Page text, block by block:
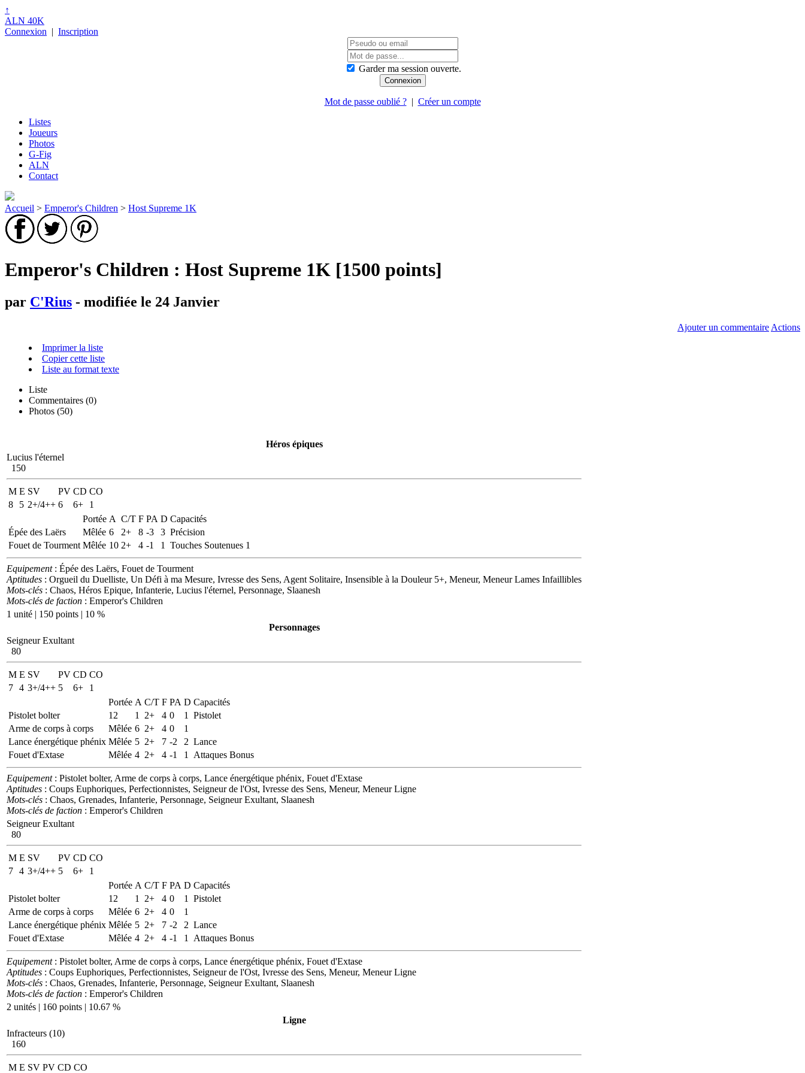
↑
ALN 40K
Connexion | Inscription
Garder ma session ouverte.
Mot de passe oublié ?| Créer un compte
Listes
Joueurs
Photos
G-Fig
ALN
Contact
Accueil > Emperor's Children > Host Supreme 1K
Emperor's Children : Host Supreme 1K [1500 points]
par C'Rius - modifiée le 24 Janvier
Ajouter un commentaire Actions
Imprimer la liste
Copier cette liste
Liste au format texte
Liste
Commentaires (0)
Photos (50)
Héros épiques
Lucius l'éternel
150
M E SV PV CD CO
8
5 2+/4++ 6 6+
1
Portée A C/T F PA D Capacités
Épée des Laërs
Mêlée 6 2+ 8 -3 3 Précision
Fouet de Tourment Mêlée 10 2+ 4 -1 1 Touches Soutenues 1
Equipement: Épée des Laërs, Fouet de Tourment
Aptitudes : Orgueil du Duelliste, Un Défi à ma Mesure, Ivresse des Sens, Agent Solitaire, Insensible à la Douleur 5+, Meneur, Meneur Lames Infaillibles
Mots-clés : Chaos, Héros Epique, Infanterie, Lucius l'éternel, Personnage, Slaanesh
Mots-clés de faction : Emperor's Children
1 unité | 150 points | 10 %
Personnages
Seigneur Exultant
80
M E SV PV CD CO
7 4 3+/4++ 5 6+
1
Portée A C/T F PA D Capacités
Pistolet bolter
12 1 2+ 4 0 1
Pistolet
Arme de corps à corps
Mêlée 6 2+ 4 0
1
Lance énergétique phénix Mêlée 5 2+ 7 -2 2 Lance
Fouet d'Extase
Mêlée 4 2+ 4 -1 1 Attaques Bonus
Equipement: Pistolet bolter, Arme de corps à corps, Lance énergétique phénix, Fouet d'Extase
Aptitudes : Coups Euphoriques, Perfectionnistes, Seigneur de l'Ost, Ivresse des Sens, Meneur, Meneur Ligne
Mots-clés : Chaos, Grenades, Infanterie, Personnage, Seigneur Exultant, Slaanesh
Mots-clés de faction : Emperor's Children
Seigneur Exultant
80
M E SV PV CD CO
7 4 3+/4++ 5 6+
1
Portée A C/T F PA D Capacités
Pistolet bolter
12 1 2+ 4 0 1
Pistolet
Arme de corps à corps
Mêlée 6 2+ 4 0
1
Lance énergétique phénix Mêlée 5 2+ 7 -2 2 Lance
Fouet d'Extase
Mêlée 4 2+ 4 -1 1 Attaques Bonus
Equipement: Pistolet bolter, Arme de corps à corps, Lance énergétique phénix, Fouet d'Extase
Aptitudes : Coups Euphoriques, Perfectionnistes, Seigneur de l'Ost, Ivresse des Sens, Meneur, Meneur Ligne
Mots-clés : Chaos, Grenades, Infanterie, Personnage, Seigneur Exultant, Slaanesh
Mots-clés de faction : Emperor's Children
2 unités | 160 points | 10.67 %
Ligne
Infracteurs (10)
160
M E SV PV CD CO